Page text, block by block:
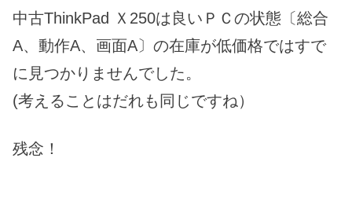
中古ThinkPad Ｘ250は良いＰＣの状態〔総合
A、動作A、画面A〕の在庫が低価格ではすで
に見つかりませんでした。
(考えることはだれも同じですね）
残念！